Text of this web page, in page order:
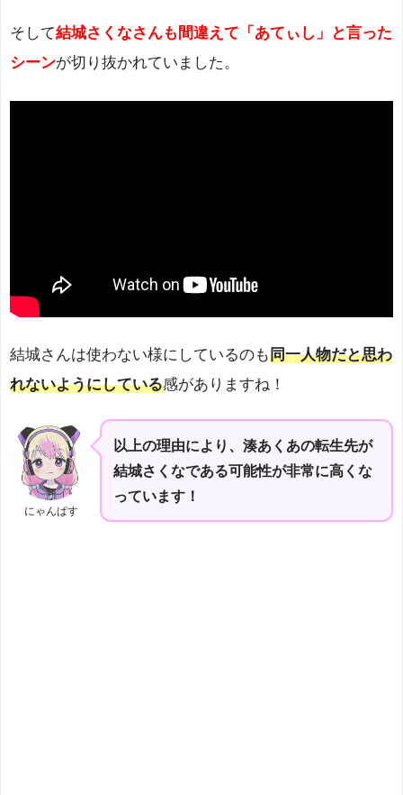
そして結城さくなさんも間違えて「あてぃし」と言った
シーンが切り抜かれていました。
結城さんは使わない様にしているのも同一人物だと思わ
れないようにしている感がありますね！
にゃんぱす
以上の理由により、湊あくあの転生先が
結城さくなである可能性が非常に高くな
っています！